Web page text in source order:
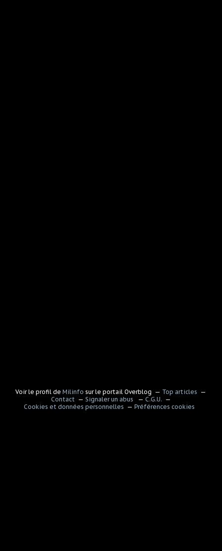
Voir le profil deMilinfo sur le portail Overblog
Top articles
Contact
Signaler un abus
C.G.U.
Cookies et données personnelles
Préférences cookies